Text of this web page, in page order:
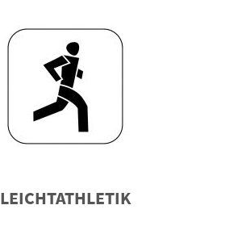
LEICHTATHLETIK